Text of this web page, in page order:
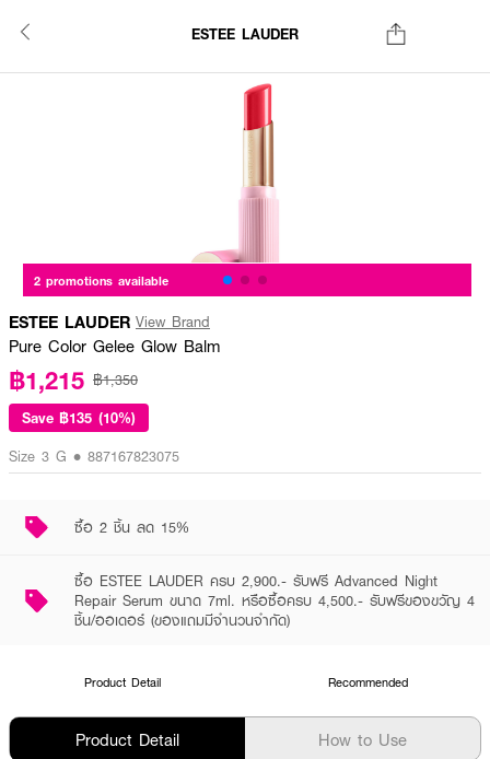
ESTEE LAUDER
2 promotions available
ESTEE LAUDER View Brand
Pure Color Gelee Glow Balm
฿1,215 ฿1,350
Save ฿135 (10%)
Size 3 G • 887167823075
ซื้อ 2 ชิ้น ลด 15%
ซื้อ ESTEE LAUDER ครบ 2,900.- รับฟรี Advanced Night
Repair Serum ขนาด 7ml. หรือซื้อครบ 4,500.- รับฟรีของขวัญ 4
ชิ้น/ออเดอร์ (ของแถมมีจำนวนจำกัด)
Product Detail Recommended
Product Detail How to Use